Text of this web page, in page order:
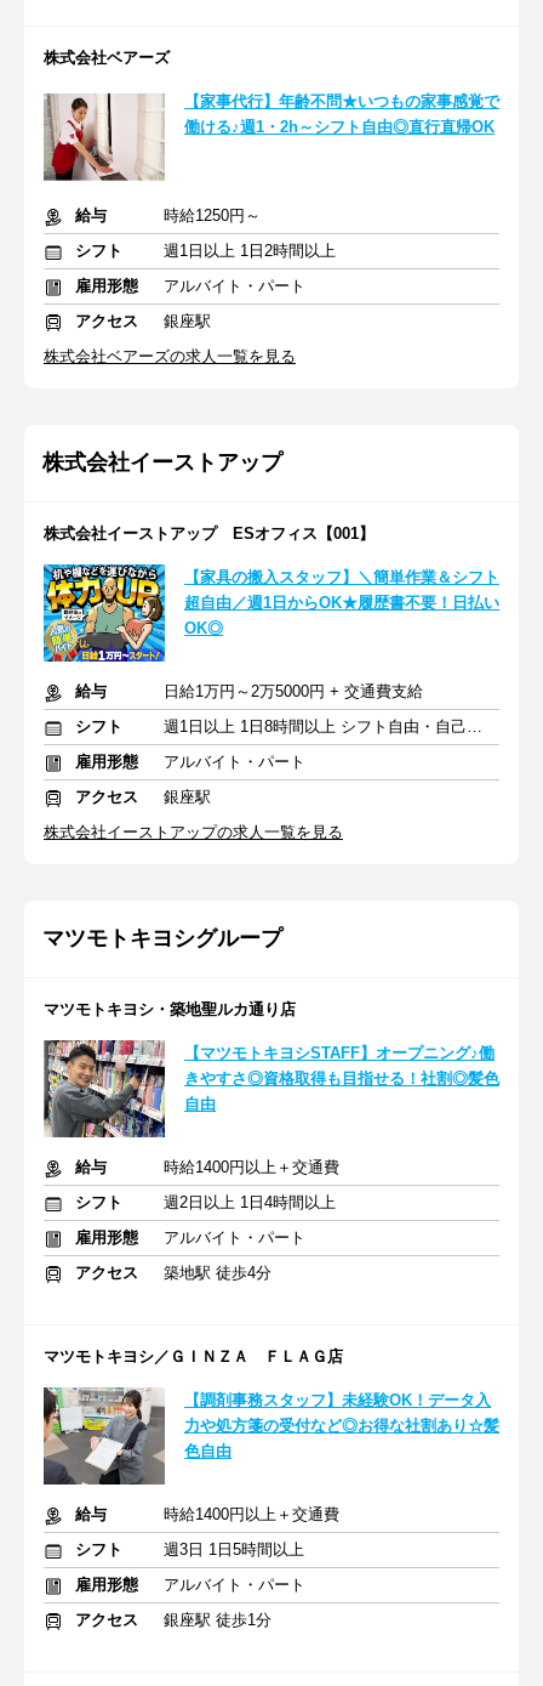
株式会社ベアーズ
【家事代行】年齢不問★いつもの家事感覚で
働ける♪週1・2h～シフト自由◎直行直帰OK
給与
時給1250円～
シフト
週1日以上 1日2時間以上
雇用形態
アルバイト・パート
アクセス
銀座駅
株式会社ベアーズの求人一覧を見る
株式会社イーストアップ
株式会社イーストアップ ESオフィス【001】
【家具の搬入スタッフ】＼簡単作業＆シフト
超自由／週1日からOK★履歴書不要！日払い
OK◎
給与
日給1万円～2万5000円 + 交通費支給
シフト
週1日以上 1日8時間以上 シフト自由・自己申告
雇用形態
アルバイト・パート
アクセス
銀座駅
株式会社イーストアップの求人一覧を見る
マツモトキヨシグループ
マツモトキヨシ・築地聖ルカ通り店
【マツモトキヨシSTAFF】オープニング♪働
きやすさ◎資格取得も目指せる！社割◎髪色
自由
給与
時給1400円以上＋交通費
シフト
週2日以上 1日4時間以上
雇用形態
アルバイト・パート
アクセス
築地駅 徒歩4分
マツモトキヨシ／ＧＩＮＺＡ ＦＬＡＧ店
【調剤事務スタッフ】未経験OK！データ入
力や処方箋の受付など◎お得な社割あり☆髪
色自由
給与
時給1400円以上＋交通費
シフト
週3日 1日5時間以上
雇用形態
アルバイト・パート
アクセス
銀座駅 徒歩1分